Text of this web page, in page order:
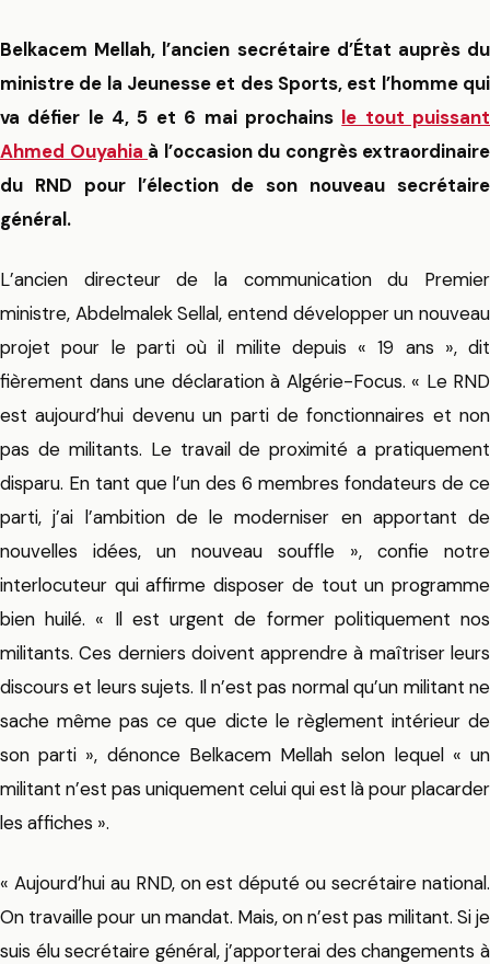
Belkacem Mellah, l’ancien secrétaire d’État auprès du
ministre de la Jeunesse et des Sports, est l’homme qui
va défier le 4, 5 et 6 mai prochains le tout puissant
Ahmed Ouyahia à l’occasion du congrès extraordinaire
du RND pour l’élection de son nouveau secrétaire
général.
L’ancien directeur de la communication du Premier
ministre, Abdelmalek Sellal, entend développer un nouveau
projet pour le parti où il milite depuis « 19 ans », dit
fièrement dans une déclaration à Algérie-Focus. « Le RND
est aujourd’hui devenu un parti de fonctionnaires et non
pas de militants. Le travail de proximité a pratiquement
disparu. En tant que l’un des 6 membres fondateurs de ce
parti, j’ai l’ambition de le moderniser en apportant de
nouvelles idées, un nouveau souffle », confie notre
interlocuteur qui affirme disposer de tout un programme
bien huilé. « Il est urgent de former politiquement nos
militants. Ces derniers doivent apprendre à maîtriser leurs
discours et leurs sujets. Il n’est pas normal qu’un militant ne
sache même pas ce que dicte le règlement intérieur de
son parti », dénonce Belkacem Mellah selon lequel « un
militant n’est pas uniquement celui qui est là pour placarder
les affiches ».
« Aujourd’hui au RND, on est député ou secrétaire national.
On travaille pour un mandat. Mais, on n’est pas militant. Si je
suis élu secrétaire général, j’apporterai des changements à